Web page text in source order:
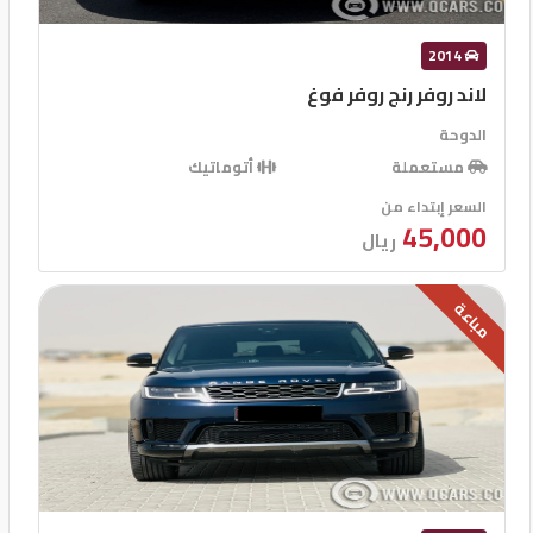
2014
لاند روفر رنج روفر فوغ
الدوحة
مستعملة
أتوماتيك
السعر إبتداء من
45,000 ريال
مباعة